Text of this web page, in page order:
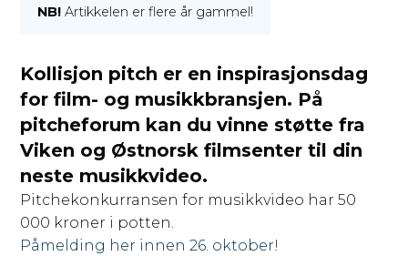
NB! Artikkelen er flere år gammel!
Kollisjon pitch er en inspirasjonsdag
for film- og musikkbransjen. På
pitcheforum kan du vinne støtte fra
Viken og Østnorsk filmsenter til din
neste musikkvideo.
Pitchekonkurransen for musikkvideo har 50
000 kroner i potten.
Påmelding her innen 26. oktober!